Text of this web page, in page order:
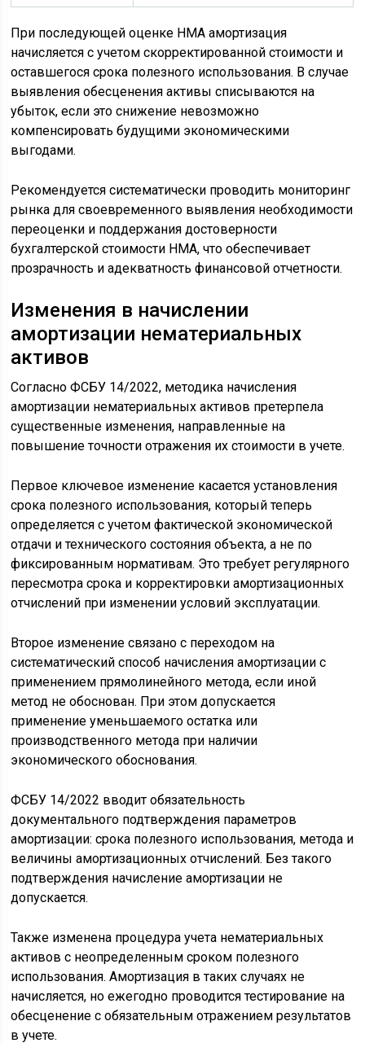
При последующей оценке НМА амортизация
начисляется с учетом скорректированной стоимости и
оставшегося срока полезного использования. В случае
выявления обесценения активы списываются на
убыток, если это снижение невозможно
компенсировать будущими экономическими
выгодами.
Рекомендуется систематически проводить мониторинг
рынка для своевременного выявления необходимости
переоценки и поддержания достоверности
бухгалтерской стоимости НМА, что обеспечивает
прозрачность и адекватность финансовой отчетности.
Изменения в начислении
амортизации нематериальных
активов
Согласно ФСБУ 14/2022, методика начисления
амортизации нематериальных активов претерпела
существенные изменения, направленные на
повышение точности отражения их стоимости в учете.
Первое ключевое изменение касается установления
срока полезного использования, который теперь
определяется с учетом фактической экономической
отдачи и технического состояния объекта, а не по
фиксированным нормативам. Это требует регулярного
пересмотра срока и корректировки амортизационных
отчислений при изменении условий эксплуатации.
Второе изменение связано с переходом на
систематический способ начисления амортизации с
применением прямолинейного метода, если иной
метод не обоснован. При этом допускается
применение уменьшаемого остатка или
производственного метода при наличии
экономического обоснования.
ФСБУ 14/2022 вводит обязательность
документального подтверждения параметров
амортизации: срока полезного использования, метода и
величины амортизационных отчислений. Без такого
подтверждения начисление амортизации не
допускается.
Также изменена процедура учета нематериальных
активов с неопределенным сроком полезного
использования. Амортизация в таких случаях не
начисляется, но ежегодно проводится тестирование на
обесценение с обязательным отражением результатов
в учете.